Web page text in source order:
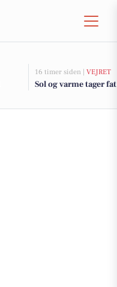
16 timer siden | VEJRET
Sol og varme tager